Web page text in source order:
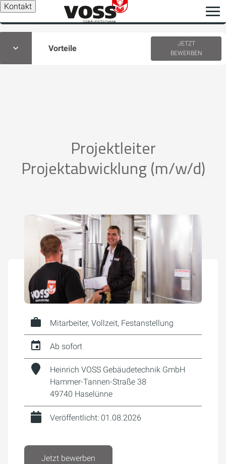
Kontakt
Vorteile
JETZT
BEWERBEN
Projektleiter
Projektabwicklung (m/w/d)
Mitarbeiter, Vollzeit, Festanstellung
Ab sofort
Heinrich VOSS Gebäudetechnik GmbH
Hammer-Tannen-Straße 38
49740 Haselünne
Veröffentlicht: 01.08.2026
Jetzt bewerben